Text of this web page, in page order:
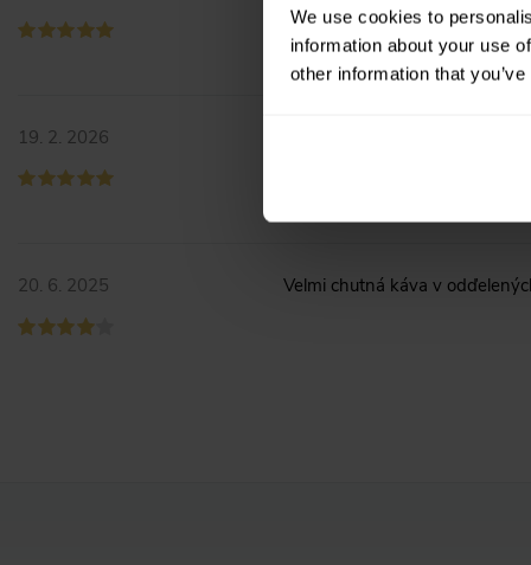
We use cookies to
information about your use
other information that
19. 2. 2026
20. 6. 2025 Velmi chutná káva v